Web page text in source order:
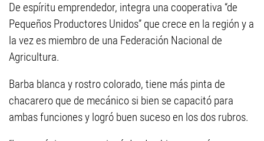
De espíritu emprendedor, integra una cooperativa “de
Pequeños Productores Unidos” que crece en la región y a
la vez es miembro de una Federación Nacional de
Agricultura.
Barba blanca y rostro colorado, tiene más pinta de
chacarero que de mecánico si bien se capacitó para
ambas funciones y logró buen suceso en los dos rubros.